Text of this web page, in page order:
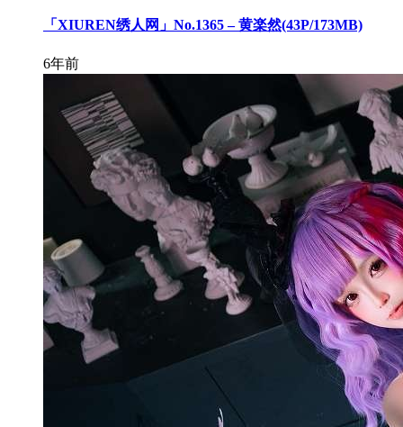
「XIUREN绣人网」No.1365 – 黄楽然(43P/173MB)
6年前